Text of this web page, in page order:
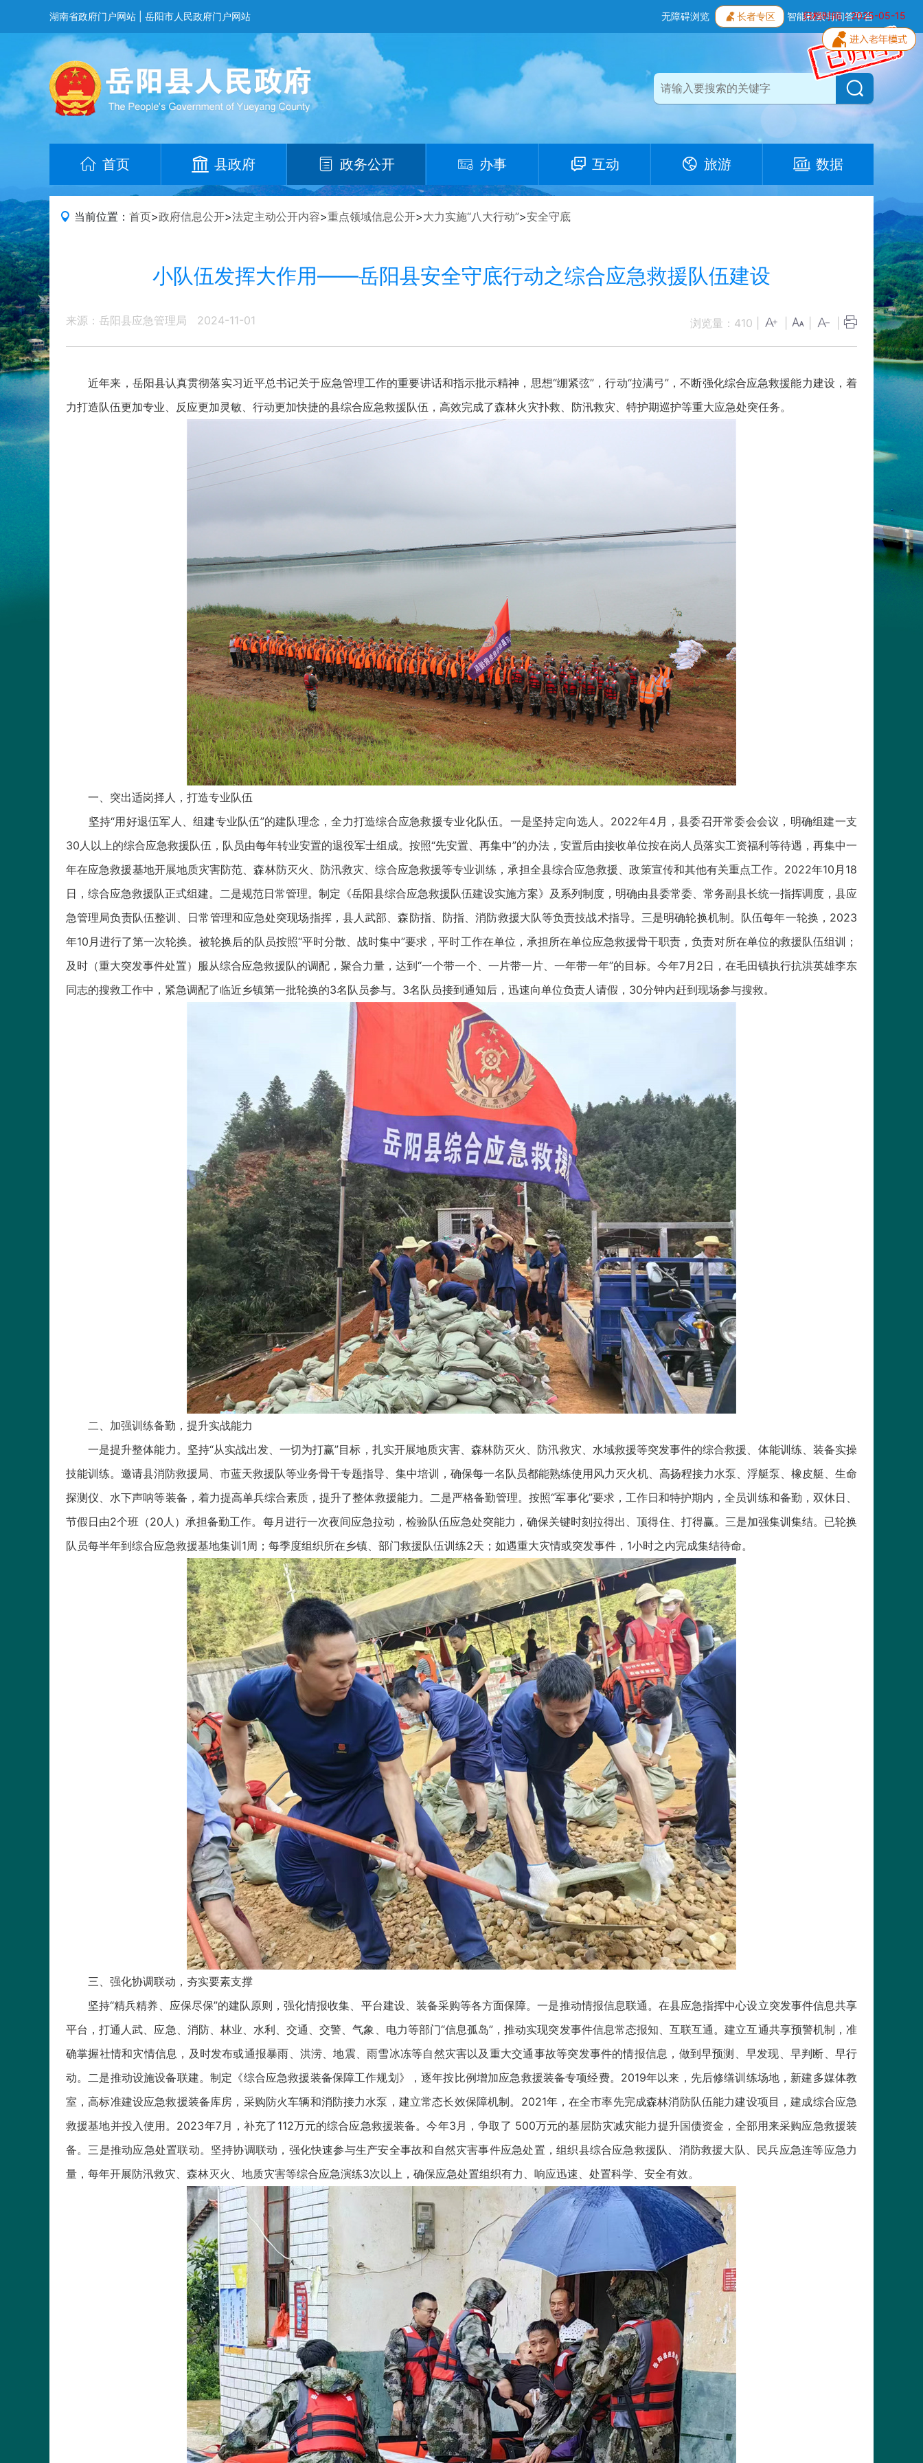
归档时间：2025-05-15
湖南省政府门户网站 岳阳市人民政府门户网站 无障碍浏览 长者专区 智能检索与问答平台
首页 县政府 政务公开 办事 互动 旅游 数据
当前位置： 首页>政府信息公开>法定主动公开内容>重点领域信息公开>大力实施“八大行动”>安全守底
小队伍发挥大作用——岳阳县安全守底行动之综合应急救援队伍建设
来源：岳阳县应急管理局 2024-11-01 浏览量： 410
近年来，岳阳县认真贯彻落实习近平总书记关于应急管理工作的重要讲话和指示批示精神，思想“绷紧弦”，行动“拉满弓”，不断强化综合应急救援能力建设，着
力打造队伍更加专业、反应更加灵敏、行动更加快捷的县综合应急救援队伍，高效完成了森林火灾扑救、防汛救灾、特护期巡护等重大应急处突任务。
一、突出适岗择人，打造专业队伍
坚持“用好退伍军人、组建专业队伍”的建队理念，全力打造综合应急救援专业化队伍。一是坚持定向选人。2022年4月，县委召开常委会会议，明确组建一支
30人以上的综合应急救援队伍，队员由每年转业安置的退役军士组成。按照“先安置、再集中”的办法，安置后由接收单位按在岗人员落实工资福利等待遇，再集中一
年在应急救援基地开展地质灾害防范、森林防灭火、防汛救灾、综合应急救援等专业训练，承担全县综合应急救援、政策宣传和其他有关重点工作。2022年10月18
日，综合应急救援队正式组建。二是规范日常管理。制定《岳阳县综合应急救援队伍建设实施方案》及系列制度，明确由县委常委、常务副县长统一指挥调度，县应
急管理局负责队伍整训、日常管理和应急处突现场指挥，县人武部、森防指、防指、消防救援大队等负责技战术指导。三是明确轮换机制。队伍每年一轮换，2023
年10月进行了第一次轮换。被轮换后的队员按照“平时分散、战时集中”要求，平时工作在单位，承担所在单位应急救援骨干职责，负责对所在单位的救援队伍组训；
及时（重大突发事件处置）服从综合应急救援队的调配，聚合力量，达到“一个带一个、一片带一片、一年带一年”的目标。今年7月2日，在毛田镇执行抗洪英雄李东
同志的搜救工作中，紧急调配了临近乡镇第一批轮换的3名队员参与。3名队员接到通知后，迅速向单位负责人请假，30分钟内赶到现场参与搜救。
二、加强训练备勤，提升实战能力
一是提升整体能力。坚持“从实战出发、一切为打赢”目标，扎实开展地质灾害、森林防灭火、防汛救灾、水域救援等突发事件的综合救援、体能训练、装备实操
技能训练。邀请县消防救援局、市蓝天救援队等业务骨干专题指导、集中培训，确保每一名队员都能熟练使用风力灭火机、高扬程接力水泵、浮艇泵、橡皮艇、生命
探测仪、水下声呐等装备，着力提高单兵综合素质，提升了整体救援能力。二是严格备勤管理。按照“军事化”要求，工作日和特护期内，全员训练和备勤，双休日、
节假日由2个班（20人）承担备勤工作。每月进行一次夜间应急拉动，检验队伍应急处突能力，确保关键时刻拉得出、顶得住、打得赢。三是加强集训集结。已轮换
队员每半年到综合应急救援基地集训1周；每季度组织所在乡镇、部门救援队伍训练2天；如遇重大灾情或突发事件，1小时之内完成集结待命。
三、强化协调联动，夯实要素支撑
坚持“精兵精养、应保尽保”的建队原则，强化情报收集、平台建设、装备采购等各方面保障。一是推动情报信息联通。在县应急指挥中心设立突发事件信息共享
平台，打通人武、应急、消防、林业、水利、交通、交警、气象、电力等部门“信息孤岛”，推动实现突发事件信息常态报知、互联互通。建立互通共享预警机制，准
确掌握社情和灾情信息，及时发布或通报暴雨、洪涝、地震、雨雪冰冻等自然灾害以及重大交通事故等突发事件的情报信息，做到早预测、早发现、早判断、早行
动。二是推动设施设备联建。制定《综合应急救援装备保障工作规划》，逐年按比例增加应急救援装备专项经费。2019年以来，先后修缮训练场地，新建多媒体教
室，高标准建设应急救援装备库房，采购防火车辆和消防接力水泵，建立常态长效保障机制。2021年，在全市率先完成森林消防队伍能力建设项目，建成综合应急
救援基地并投入使用。2023年7月，补充了112万元的综合应急救援装备。今年3月，争取了 500万元的基层防灾减灾能力提升国债资金，全部用来采购应急救援装
备。三是推动应急处置联动。坚持协调联动，强化快速参与生产安全事故和自然灾害事件应急处置，组织县综合应急救援队、消防救援大队、民兵应急连等应急力
量，每年开展防汛救灾、森林灭火、地质灾害等综合应急演练3次以上，确保应急处置组织有力、响应迅速、处置科学、安全有效。